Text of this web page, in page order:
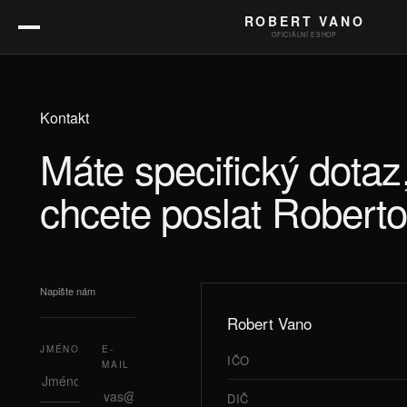
ROBERT VANO
OFICIÁLNÍ ESHOP
Kontakt
Máte specifický
chcete poslat
Napište nám
JMÉNO
E-
MAIL
Robert Vano
IČO
DIČ